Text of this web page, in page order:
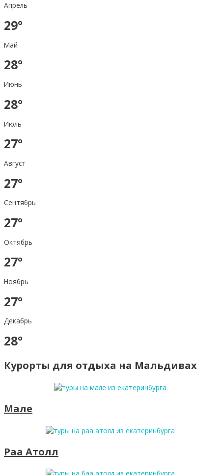
Апрель
29°
Май
28°
Июнь
28°
Июль
27°
Август
27°
Сентябрь
27°
Октябрь
27°
Ноябрь
27°
Декабрь
28°
Курорты для отдыха на Мальдивах
Мале
Раа Атолл